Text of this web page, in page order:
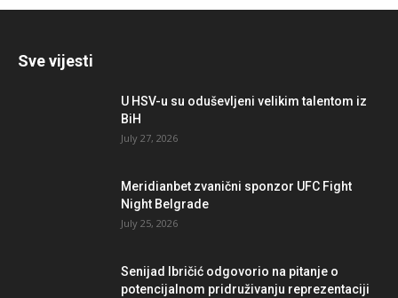
Sve vijesti
U HSV-u su oduševljeni velikim talentom iz
BiH
July 27, 2026
Meridianbet zvanični sponzor UFC Fight
Night Belgrade
July 25, 2026
Senijad Ibričić odgovorio na pitanje o
potencijalnom pridruživanju reprezentaciji